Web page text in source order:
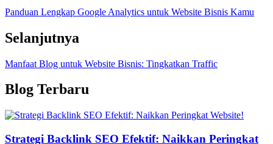
Panduan Lengkap Google Analytics untuk Website Bisnis Kamu
Selanjutnya
Manfaat Blog untuk Website Bisnis: Tingkatkan Traffic
Blog Terbaru
Strategi Backlink SEO Efektif: Naikkan Peringkat